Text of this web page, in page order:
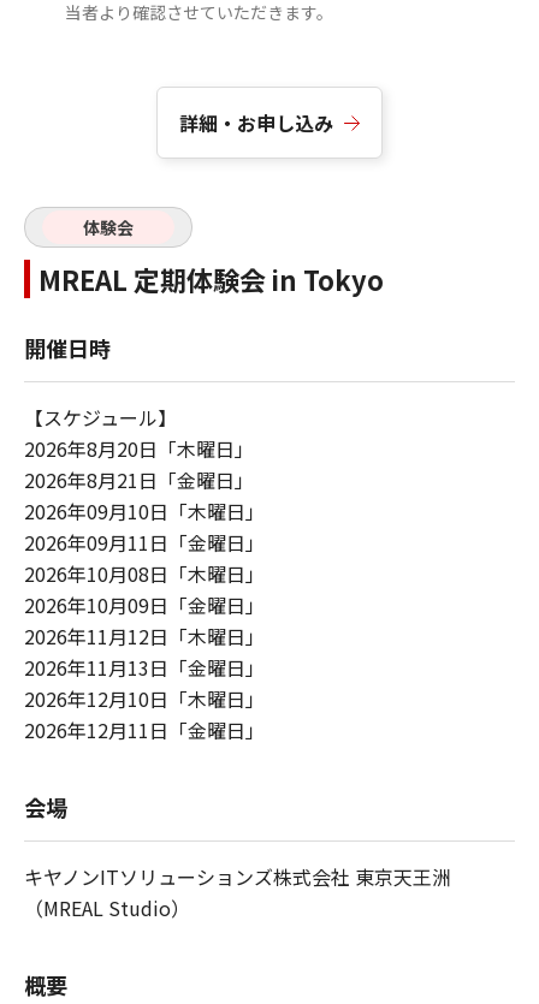
当者より確認させていただきます。
詳細・お申し込み
体験会
MREAL 定期体験会 in Tokyo
開催日時
【スケジュール】
2026年8月20日「木曜日」
2026年8月21日「金曜日」
2026年09月10日「木曜日」
2026年09月11日「金曜日」
2026年10月08日「木曜日」
2026年10月09日「金曜日」
2026年11月12日「木曜日」
2026年11月13日「金曜日」
2026年12月10日「木曜日」
2026年12月11日「金曜日」
会場
キヤノンITソリューションズ株式会社 東京天王洲
（MREAL Studio）
概要